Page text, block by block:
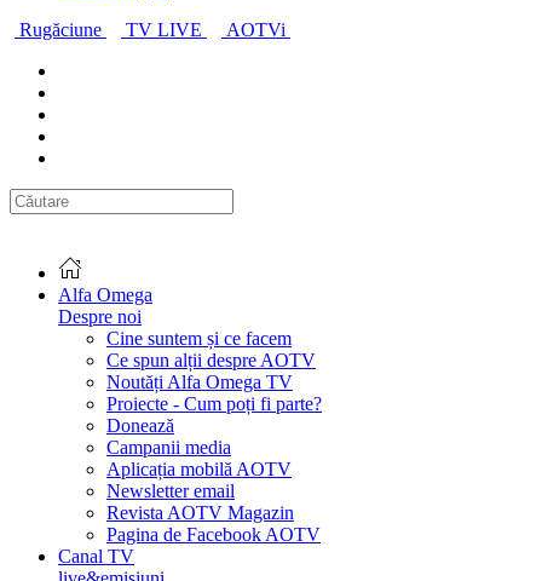
Rugăciune
TV LIVE AOTVi
Alfa Omega
Despre noi
Cine suntem și ce facem
Ce spun alții despre AOTV
Noutăți Alfa Omega TV
Proiecte - Cum poți fi parte?
Donează
Campanii media
Aplicația mobilă AOTV
Newsletter email
Revista AOTV Magazin
Pagina de Facebook AOTV
Canal TV